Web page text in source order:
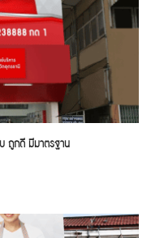
บ ถูกดี มีมาตรฐาน